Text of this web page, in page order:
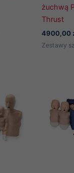
żuchwą
Thrust
4900,00
Zestawy